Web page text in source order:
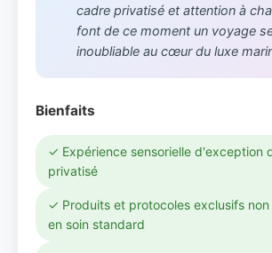
cadre privatisé et attention à
font de ce moment un voyage
inoubliable au cœur du luxe
Bienfaits
✓ Expérience sensorielle d'exception
privatisé
✓ Produits et protocoles exclusifs
en soin standard